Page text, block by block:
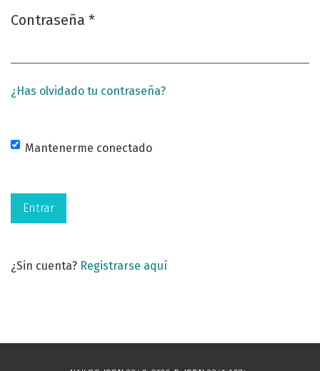
Contraseña *
¿Has olvidado tu contraseña?
Mantenerme conectado
Entrar
¿Sin cuenta? Registrarse aquí